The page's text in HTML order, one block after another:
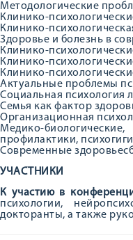
Методологические
Клинико-
Клинико-
Здоровье и болезнь в
Клинико-
Клинико-
Клинико-
Актуальные проблемы
Социальная психология
Семья как фактор
Организационная
Медико-
профилактики,
Современные
УЧАСТНИКИ
К участию в
психологии,
докторанты, а также